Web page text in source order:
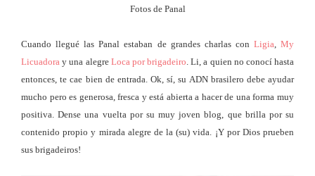
Fotos de Panal
Cuando llegué las Panal estaban de grandes charlas con Ligia,My
Licuadora y una alegre Loca por brigadeiro. Li, a quien no conocí hasta
entonces, te cae bien de entrada. Ok, sí, su ADN brasilero debe ayudar
mucho pero es generosa, fresca y está abierta a hacer de una forma muy
positiva. Dense una vuelta por su muy joven blog, que brilla por su
contenido propio y mirada alegre de la (su) vida. ¡Y por Dios prueben
sus brigadeiros!